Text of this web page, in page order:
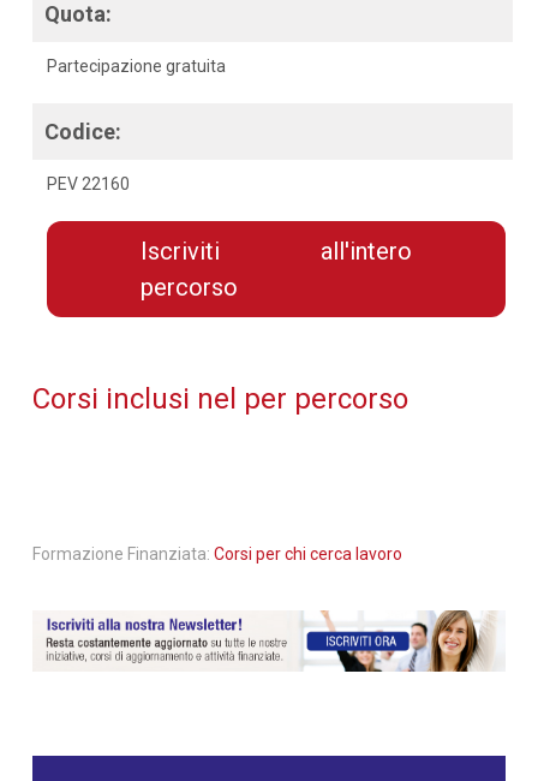
Quota:
Partecipazione gratuita
Codice:
PEV 22160
Iscriviti all'intero
percorso
Corsi inclusi nel per percorso
Formazione Finanziata: Corsi per chi cerca lavoro